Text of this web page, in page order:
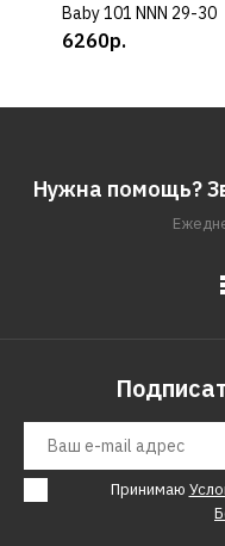
Baby 101 NNN 29-30
6260р.
Нужна помощь?
Принимаю